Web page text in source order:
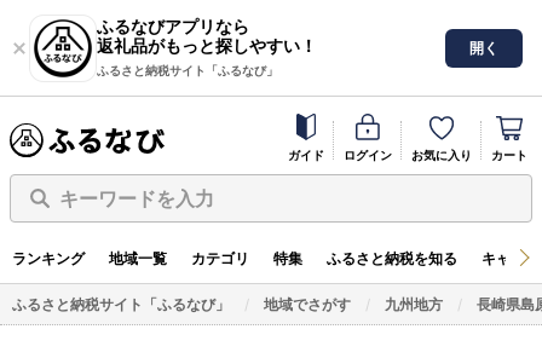
ふるなびアプリなら
返礼品がもっと探しやすい！
ふるさと納税サイト「ふるなび」
開く
ガイド ログイン お気に入り カート
キーワードを入力
ランキング 地域一覧 カテゴリ 特集 ふるさと納税を知る キャン
ふるさと納税サイト「ふるなび」 地域でさがす 九州地方 長崎県島